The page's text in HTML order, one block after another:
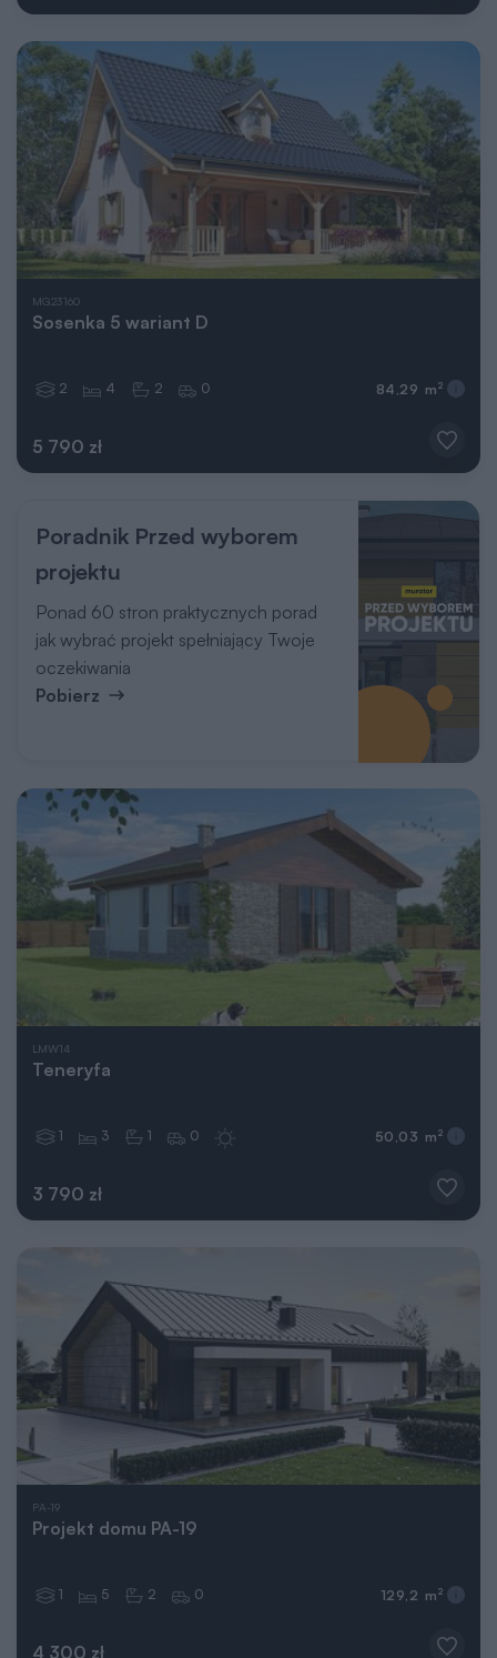
MG23160
Sosenka 5 wariant D
5 790 zł
2 4 2 0 84,29 m 2
Poradnik Przed wyborem
projektu
Ponad 60 stron praktycznych porad
jak wybrać projekt spełniający Twoje
oczekiwania
Pobierz
LMW14
Teneryfa
3 790 zł
1 3 1 0 50,03 m 2
PA-19
Projekt domu PA-19
4 300 zł
1 5 2 0 129,2 m 2